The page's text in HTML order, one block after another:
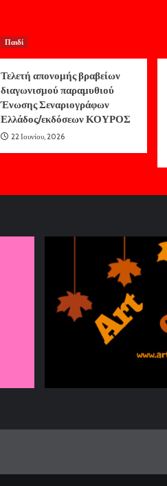
Παιδί
Τελετή απονομής βραβείων
διαγωνισμού παραμυθιού
Ένωσης Σεναριογράφων
Ελλάδος/εκδόσεων ΚΟΥΡΟΣ
22 Ιουνίου, 2026